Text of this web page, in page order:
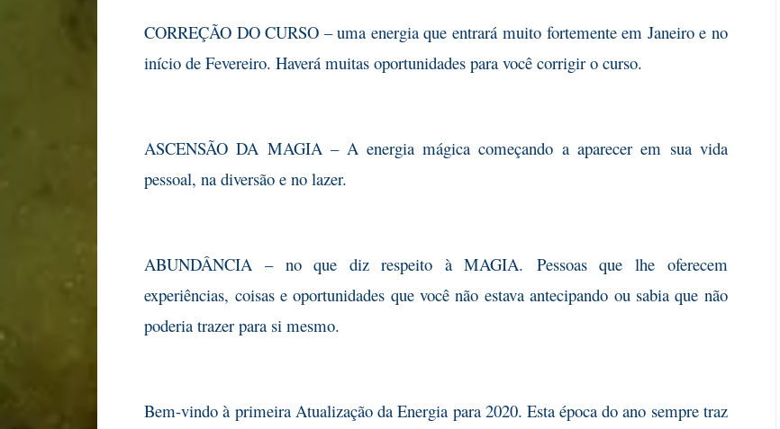
CORREÇÃO DO CURSO – uma energia que entrarámuito fortemente em Janeiro e no
início de Fevereiro. Haverá muitas oportunidades para você corrigir o curso.
ASCENSÃO DA MAGIA – A energia mágica começando a aparecer em sua vida
pessoal, na diversão e no lazer.
ABUNDÂNCIA – no que diz respeito à MAGIA. Pessoas que lhe oferecem
experiências, coisas e oportunidades que você não estava antecipando ou sabia que não
poderia trazer para si mesmo.
Bem-vindo à primeira Atualização da Energiapara 2020. Esta época do ano sempre traz